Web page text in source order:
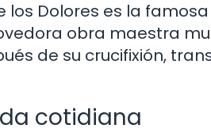
Dolores es la famosa
obra maestra
de su crucifixión,
cotidiana